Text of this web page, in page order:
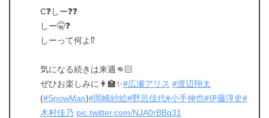
C❓しー❓❓
しー🤫❓
しーって何よ⁉️
気になる続きは来週👊🏻
ぜひお楽しみに👩‍🏫✨#広瀬アリス #渡辺翔太
(#SnowMan)#岡崎紗絵#野呂佳代#小手伸也#伊藤淳史#
木村佳乃 pic.twitter.com/NJA0rBBq31